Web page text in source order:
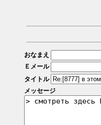
おなまえ
Ｅメール
タイトル
メッセージ